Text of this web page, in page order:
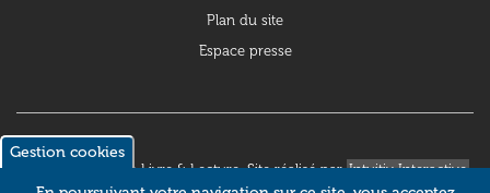
Plan du site
Espace presse
© 2018 Occitanie Livre & Lecture. Site réalisé parIntuitiv Interactive
Gestion cookies